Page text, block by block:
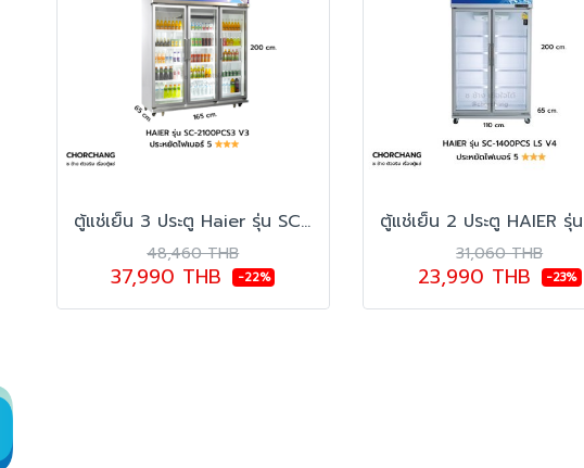
ตู้แช่เย็น 3 ประตู Haier รุ่น SC-2100PCS3 V3
48,460 THB
37,990 THB -22%
31,060 THB
23,990 THB -23%